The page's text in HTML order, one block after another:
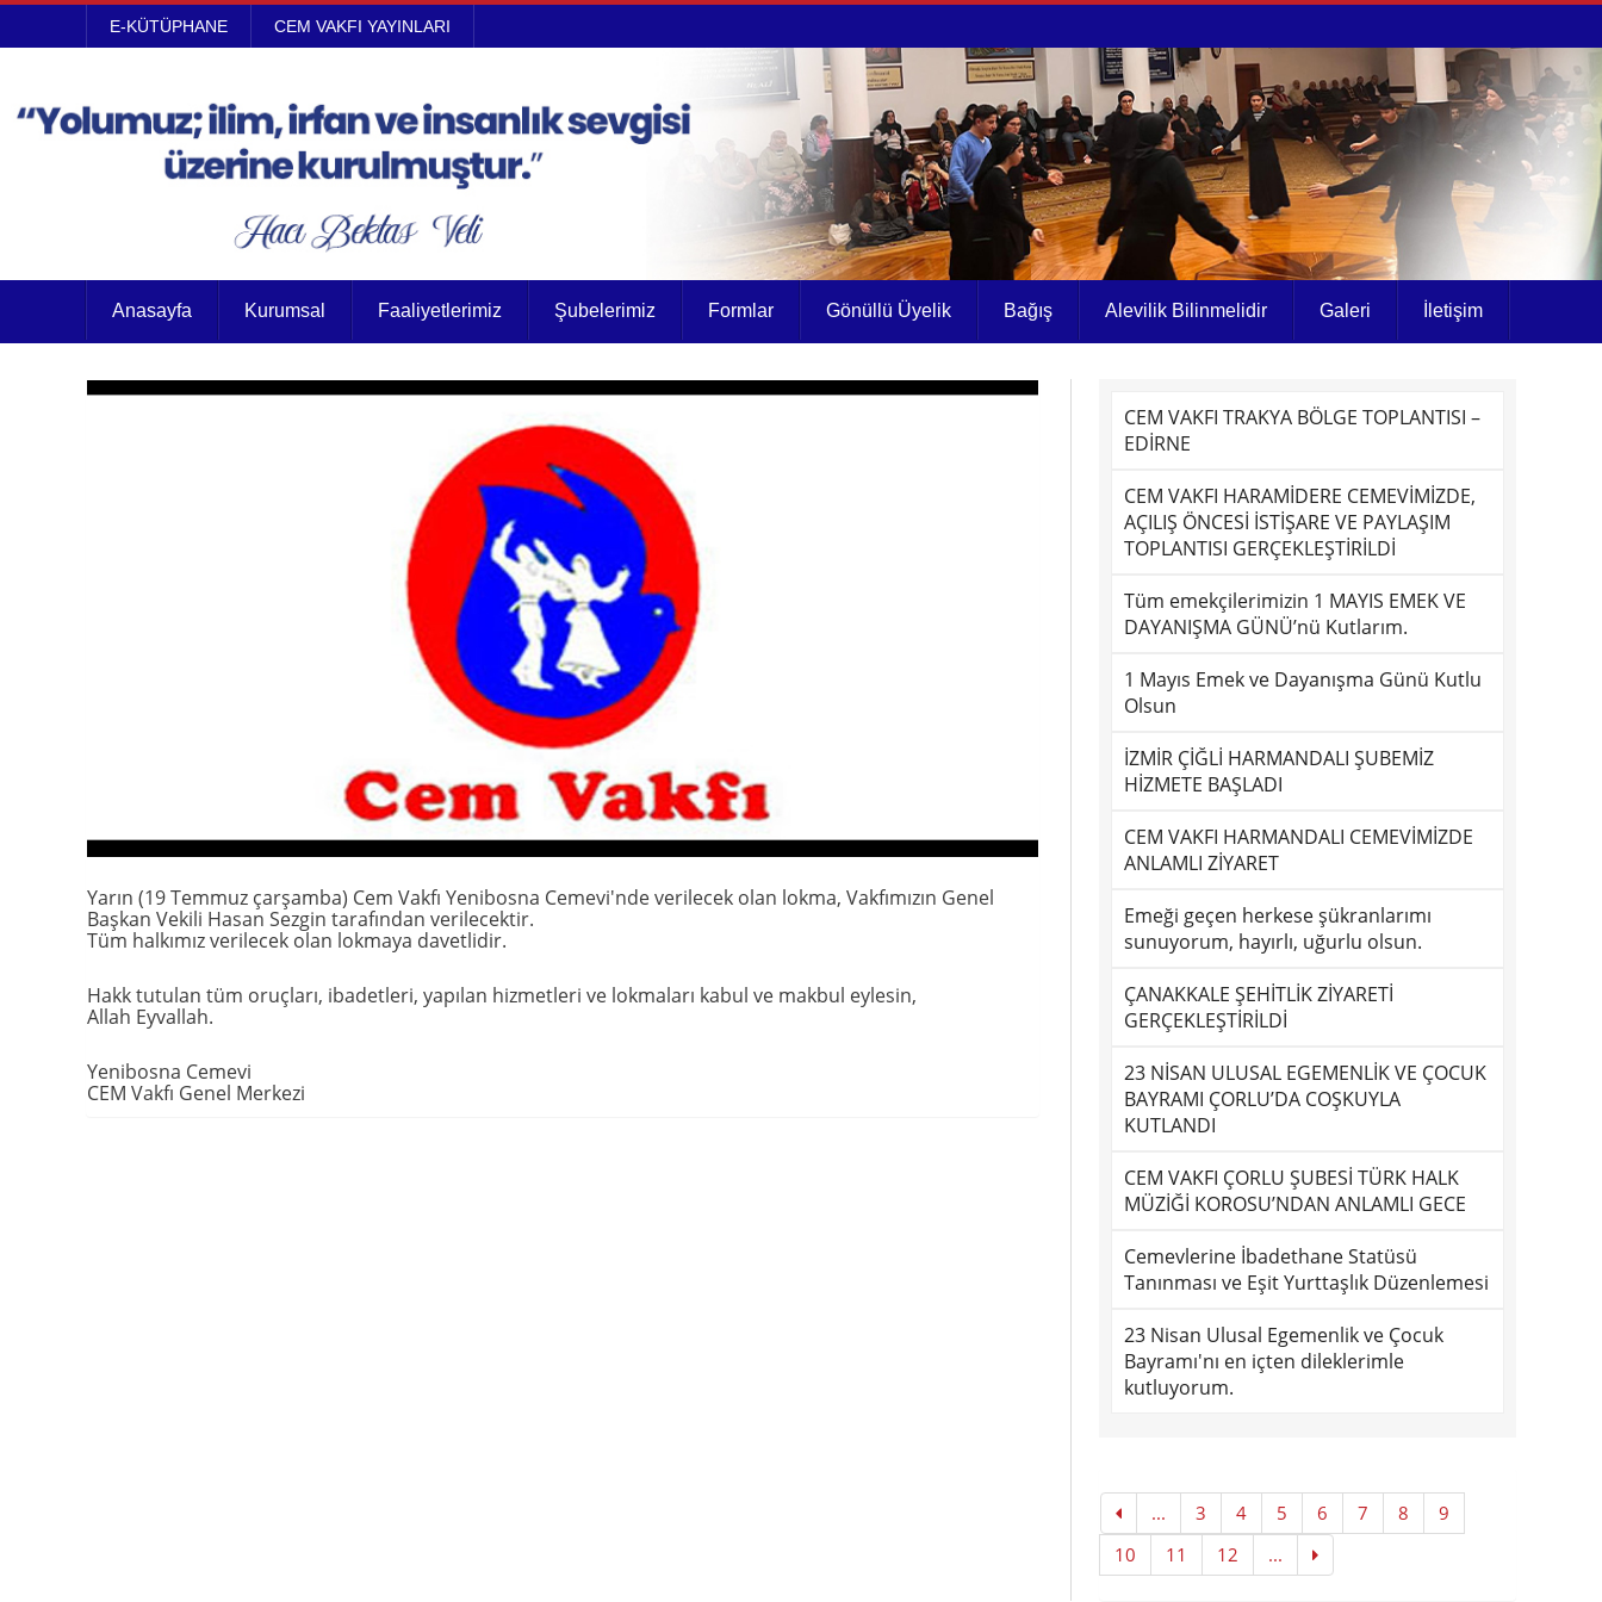
E-KÜTÜPHANE CEM VAKFI YAYINLARI
Anasayfa Kurumsal Faaliyetlerimiz Şubelerimiz Formlar Gönüllü Üyelik Bağış Alevilik Bilinmelidir Galeri İletişim
Yarın (19 Temmuz çarşamba) Cem Vakfı Yenibosna Cemevi'nde verilecek olan lokma, Vakfımızın Genel
Başkan Vekili Hasan Sezgin tarafından verilecektir.
Tüm halkımız verilecek olan lokmaya davetlidir.
Hakk tutulan tüm oruçları, ibadetleri, yapılan hizmetleri ve lokmaları kabul ve makbul eylesin,
Allah Eyvallah.
Yenibosna Cemevi
CEM Vakfı Genel Merkezi
CEM VAKFI TRAKYA BÖLGE TOPLANTISI –
EDİRNE
CEM VAKFI HARAMİDERE CEMEVİMİZDE,
AÇILIŞ ÖNCESİ İSTİŞARE VE PAYLAŞIM
TOPLANTISI GERÇEKLEŞTİRİLDİ
Tüm emekçilerimizin 1 MAYIS EMEK VE
DAYANIŞMA GÜNÜ’nü Kutlarım.
1 Mayıs Emek ve Dayanışma Günü Kutlu
Olsun
İZMİR ÇİĞLİ HARMANDALI ŞUBEMİZ
HİZMETE BAŞLADI
CEM VAKFI HARMANDALI CEMEVİMİZDE
ANLAMLI ZİYARET
Emeği geçen herkese şükranlarımı
sunuyorum, hayırlı, uğurlu olsun.
ÇANAKKALE ŞEHİTLİK ZİYARETİ
GERÇEKLEŞTİRİLDİ
23 NİSAN ULUSAL EGEMENLİK VE ÇOCUK
BAYRAMI ÇORLU’DA COŞKUYLA
KUTLANDI
CEM VAKFI ÇORLU ŞUBESİ TÜRK HALK
MÜZİĞİ KOROSU’NDAN ANLAMLI GECE
Cemevlerine İbadethane Statüsü
Tanınması ve Eşit Yurttaşlık Düzenlemesi
23 Nisan Ulusal Egemenlik ve Çocuk
Bayramı'nı en içten dileklerimle
kutluyorum.
... 3 4 5 6 7 8
9
10
11 12 ...